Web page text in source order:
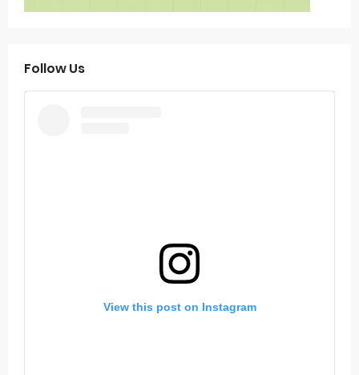
Follow Us
View this post on Instagram